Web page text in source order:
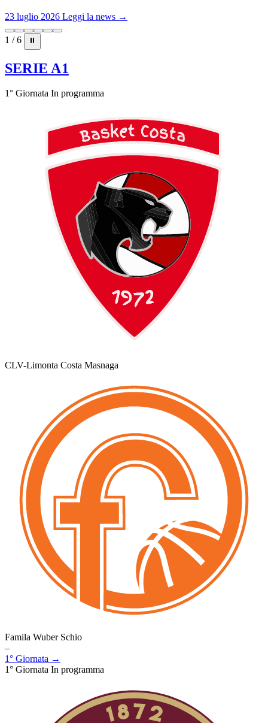
23 luglio 2026 Leggi la news →
1 / 6 ⏸
SERIE A1
1° Giornata In programma
CLV-Limonta Costa Masnaga
Famila Wuber Schio
–
1° Giornata →
1° Giornata In programma